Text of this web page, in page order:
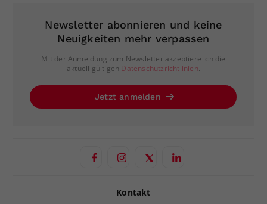
Newsletter abonnieren und keine
Neuigkeiten mehr verpassen
Mit der Anmeldung zum Newsletter akzeptiere ich die
aktuell gültigen Datenschutzrichtlinien.
Jetzt anmelden
Kontakt